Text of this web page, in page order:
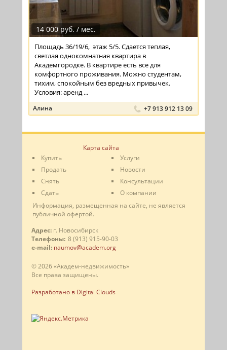
14 000 руб. / мес.
Площадь 36/19/6, этаж 5/5. Сдается теплая,
светлая однокомнатная квартира в
Академгородке. В квартире есть все для
комфортного проживания. Можно студентам,
тихим, спокойным без вредных привычек.
Условия: аренд ...
Алина +7 913 912 13 09
Карта сайта
Купить
Продать
Снять
Сдать
Услуги
Новости
Консультации
О компании
Информация, размещенная на сайте, не является
публичной офертой.
Адрес: г. Новосибирск
Телефоны: 8 (913) 915-90-03
e-mail: naumov@academ.org
© 2026 «Академ-недвижимость»
Все права защищены.
Разработано в Digital Clouds